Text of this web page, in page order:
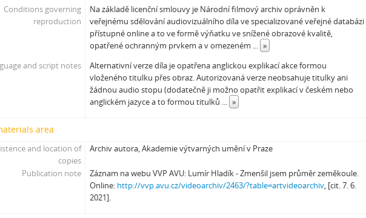
[Subseries] Našla v lese
[Subseries] Karamel je cukr, co už se neuzdraví
[Subseries] Konec jedince
[Subseries] Kapusta
[Subseries] Dům daleko
[Subseries] Bosákové hody
[Subseries] Džbány Franze Maxery v hospodě U Lojzy
[Subseries] Zkušebna v Argentinské
[Subseries] Hanibalova svatba
[Subseries] Klukovice, Bondy
Conditions governing
reproduction
Na základě licenční smlouvy je Národní filmový archiv oprávněn k
veřejnému sdělování audiovizuálního díla ve specializované veřejné databázi
přístupné online a to ve formě výňatku ve snížené obrazové kvalitě,
opatřené ochranným prvkem a v omezeném ... »
and script notes
Alternativní verze díla je opatřena anglickou explikací akce formou
vloženého titulku přes obraz. Autorizovaná verze neobsahuje titulky ani
žádnou audio stopu (dodatečně ji možno opatřit explikací v českém nebo
anglickém jazyce a to formou titulků ... »
area
and location of
copies
Archiv autora, Akademie výtvarných umění v Praze
Publication note
Záznam na webu VVP AVU: Lumír Hladík - Zmenšil jsem průměr zeměkoule.
Online: http://vvp.avu.cz/videoarchiv/2463/?table=artvideoarchiv, [cit. 7. 6.
2021].